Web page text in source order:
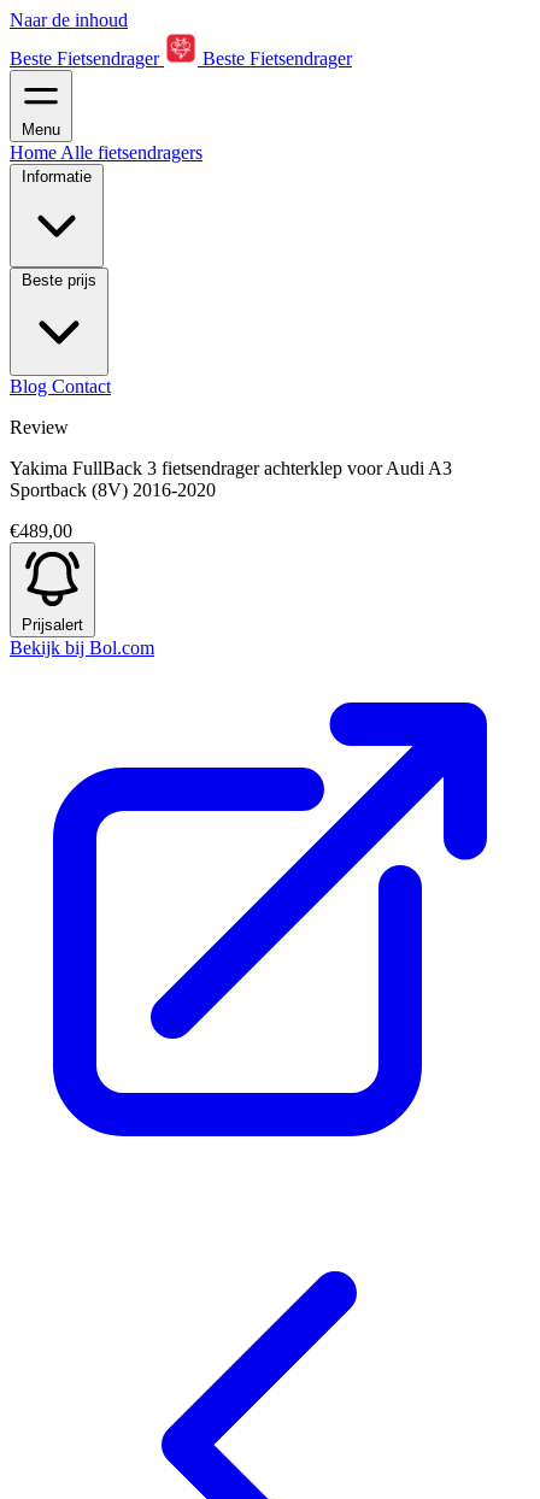
Naar de inhoud
Beste Fietsendrager
Beste Fietsendrager
Menu
Home Alle fietsendragers
Informatie
Beste prijs
Blog Contact
Review
Yakima FullBack 3 fietsendrager achterklep voor Audi A3
Sportback (8V) 2016-2020
€489,00
Prijsalert
Bekijk bij Bol.com